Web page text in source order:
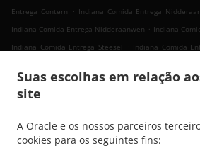
Suas escolhas em relação
site
A Oracle e os nossos parceiros
cookies para os seguintes fins:
Entrega Contern
. Indiana Comida Entrega
Indiana Comida Entrega Nidderaanwen . Indiana
Indiana Comida Entrega Steesel
. Indiana Comida
Comida Entrega Mondercange Pontpierre . Indiana
Bergem
Comida Entrega Pontpierre
Indiana Comida Entrega